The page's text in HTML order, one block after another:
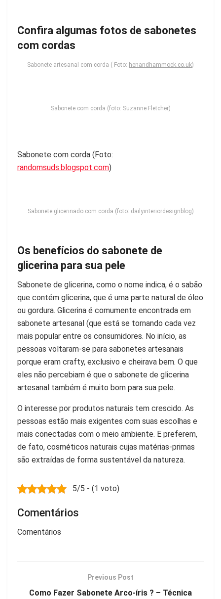
Confira algumas fotos de sabonetes
com cordas
Sabonete artesanal com corda ( Foto: henandhammock.co.uk)
Sabonete com corda (foto: Suzanne Fletcher)
Sabonete com corda (Foto:
randomsuds.blogspot.com)
Sabonete glicerinado com corda (foto: dailyinteriordesignblog)
Os benefícios do sabonete de
glicerina para sua pele
Sabonete de glicerina, como o nome indica, é o sabão
que contém glicerina, que é uma parte natural de óleo
ou gordura. Glicerina é comumente encontrada em
sabonete artesanal (que está se tornando cada vez
mais popular entre os consumidores. No início, as
pessoas voltaram-se para sabonetes artesanais
porque eram crafty, exclusivo e cheirava bem. O que
eles não percebiam é que o sabonete de glicerina
artesanal também é muito bom para sua pele.
O interesse por produtos naturais tem crescido. As
pessoas estão mais exigentes com suas escolhas e
mais conectadas com o meio ambiente. E preferem,
de fato, cosméticos naturais cujas matérias-primas
são extraídas de forma sustentável da natureza.
5/5 - (1 voto)
Comentários
Comentários
Previous Post
Como Fazer Sabonete Arco-íris ? – Técnica